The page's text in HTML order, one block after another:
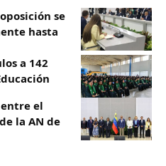
se
hasta
a 142
el
la AN de